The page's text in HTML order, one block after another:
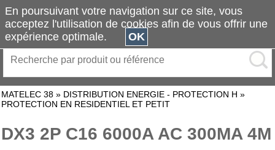
MATELEC 38 » DISTRIBUTION ENERGIE - PROTECTION H »
PROTECTION EN RESIDENTIEL ET PETIT
DX3 2P C16 6000A AC 300MA 4M
En poursuivant votre navigation sur ce site, vous
acceptez l'utilisation de cookies afin de vous offrir une
expérience optimale.
OK